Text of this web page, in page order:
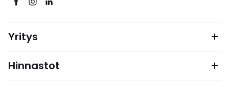
Yritys
Hinnastot